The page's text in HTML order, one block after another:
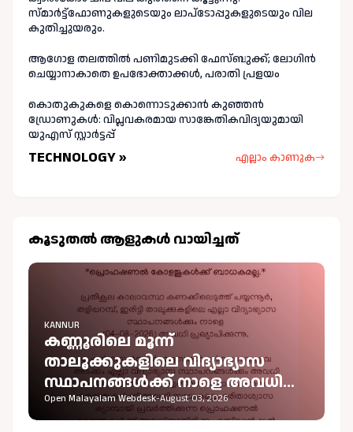
സ്മാർട്ട്ഫോണുകളുടെയും ലാപ്ടോപ്പുകളുടെയും വില
കുതിച്ചുയരും.
ആഗോള തലത്തിൽ പണിമുടക്കി ഫേസ്ബുക്ക്; ലോഗിന്‍
ചെയ്യാനാകാതെ ഉപഭോക്താക്കള്‍, പരാതി പ്രളയം
കൊതുകുകളെ കൊന്നൊടുക്കാൻ കുഞ്ഞൻ
ഡ്രോണുകൾ: വിപ്ലവകരമായ സാങ്കേതികവിദ്യയുമായി
യുഎസ് സ്റ്റാർട്ടപ്പ്
TECHNOLOGY » എല്ലാം കാണുക
കൂടുതല്‍ ആളുകള്‍ വായിച്ചത്
KANNUR
കണ്ണൂരിലെ മൂന്ന്
താലൂക്കുകളിലെ വിദ്യാഭ്യാസ
സ്ഥാപനങ്ങൾക്ക് നാളെ അവധി
പ്രഖ്യാപിച്ചു
Open Malayalam Webdesk-August 03, 2026